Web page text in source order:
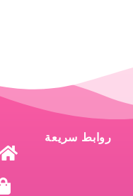
روابط سريعة